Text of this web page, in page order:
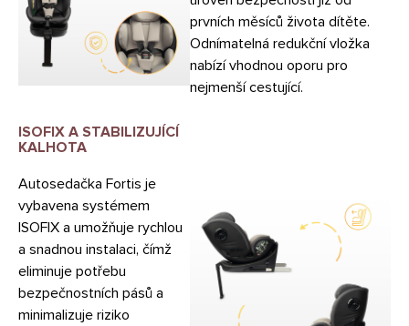
prvních měsíců života dítěte.
Odnímatelná redukční vložka
nabízí vhodnou oporu pro
nejmenší cestující.
ISOFIX A STABILIZUJÍCÍ
KALHOTA
Autosedačka Fortis je
vybavena systémem
ISOFIX a umožňuje rychlou
a snadnou instalaci, čímž
eliminuje potřebu
bezpečnostních pásů a
minimalizuje riziko